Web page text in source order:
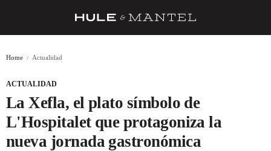
BARRAS Y ESTRELLAS
DÓNDE COMER
Home Actualidad
ACTUALIDAD
La Xefla, el plato símbolo de
L'Hospitalet que protagoniza la
nueva jornada gastronómica